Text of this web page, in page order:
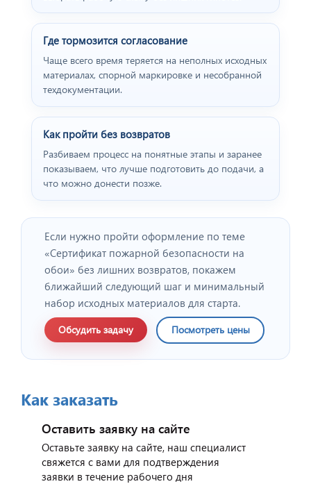
пивного ресторана
"BEERHOUSE".
Отзыв от представителя
"ПРОФПЛАСТМЕТАЛЛ".
Отзыв от представителя
индийского ресторана
"Малабар".
Где тормозится согласование
Чаще всего время теряется на неполных исходных
материалах, спорной маркировке и несобранной
техдокументации.
Как пройти без возвратов
Разбиваем процесс на понятные этапы и заранее
показываем, что лучше подготовить до подачи, а
что можно донести позже.
Если нужно пройти оформление по теме
«Сертификат пожарной безопасности на
обои» без лишних возвратов, покажем
ближайший следующий шаг и минимальный
набор исходных материалов для старта.
Обсудить задачу Посмотреть цены
Как заказать
Оставить заявку на сайте
Оставьте заявку на сайте, наш специалист
свяжется с вами для подтверждения
заявки в течение рабочего дня